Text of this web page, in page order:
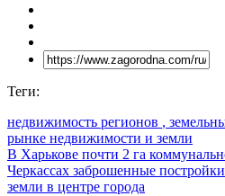
Теги:
недвижимость регионов ,
рынке недвижимости и земли
В Харькове почти 2 га
Черкассах заброшенные
земли в центре города